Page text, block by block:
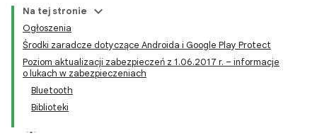
Na tej stronie
Ogłoszenia
Środki zaradcze dotyczące Androida i Google Play Protect
Poziom aktualizacji zabezpieczeń z 1.06.2017 r. – informacje
o lukach w zabezpieczeniach
Bluetooth
Biblioteki